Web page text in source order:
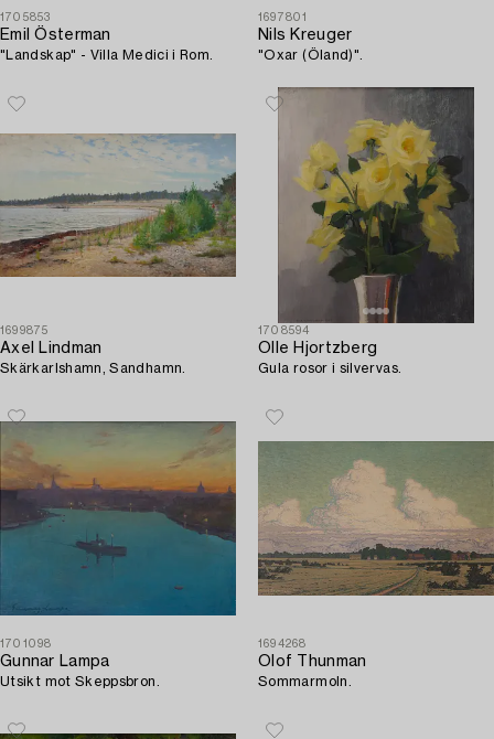
1705853
Emil Österman
"Landskap" - Villa Medici i Rom.
1697801
Nils Kreuger
"Oxar (Öland)".
1699875
Axel Lindman
Skärkarlshamn, Sandhamn.
1708594
Olle Hjortzberg
Gula rosor i silvervas.
1701098
Gunnar Lampa
Utsikt mot Skeppsbron.
1694268
Olof Thunman
Sommarmoln.